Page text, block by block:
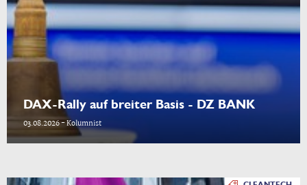
DAX-Rally auf breiter Basis - DZ BANK
03.08.2026 - Kolumnist